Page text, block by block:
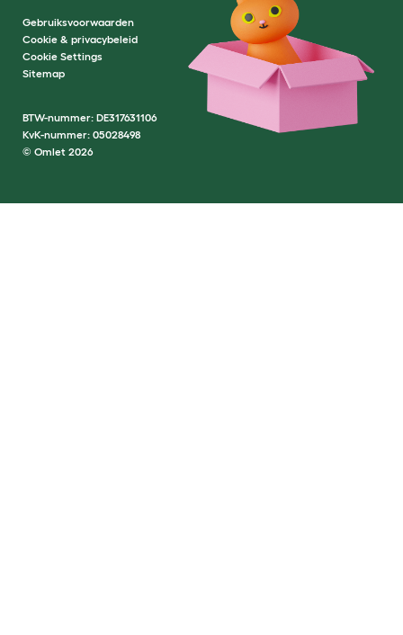
Gebruiksvoorwaarden
Cookie & privacybeleid
Cookie Settings
Sitemap
BTW-nummer: DE317631106
KvK-nummer: 05028498
© Omlet 2026